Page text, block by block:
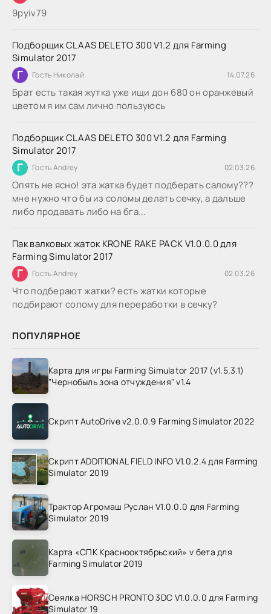
9руіv79
Подборщик CLAAS DELETO 300 V1.2 для Farming
Simulator 2017
Г Гость Николай 14.07.26
Брат есть такая жутка уже ищи дон 680 он оранжевый
цветом я им сам лично пользуюсь
Подборщик CLAAS DELETO 300 V1.2 для Farming
Simulator 2017
Г Гость Andrey 02.03.26
Опять не ясно! эта жатка будет подберать салому???
мне нужно что бы из соломы делать сечку, а дальше
либо продавать либо на бга...
Пак валковых жаток KRONE RAKE PACK V1.0.0.0 для
Farming Simulator 2017
Г Гость Andrey 02.03.26
Что подберают жатки? есть жатки которые
подбирают солому для переработки в сечку?
ПОПУЛЯРНОЕ
Карта для игры Farming Simulator 2017 (v1.5.3.1)
"Чернобыль зона отчуждения" v1.4
Скрипт AutoDrive v2.0.0.9 Farming Simulator 2022
Скрипт ADDITIONAL FIELD INFO V1.0.2.4 для Farming
Simulator 2019
Трактор Агромаш Руслан V1.0.0.0 для Farming
Simulator 2019
Карта «СПК Краснооктябрьский» v бета для
Farming Simulator 2019
Сеялка HORSCH PRONTO 3DC V1.0.0.0 для Farming
Simulator 19